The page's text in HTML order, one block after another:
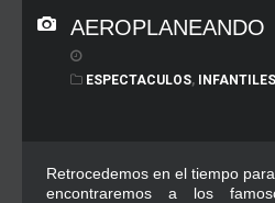
AEROPLANEANDO
ESPECTACULOS, INFANTILES
Retrocedemos en el tiempo
encontraremos a los